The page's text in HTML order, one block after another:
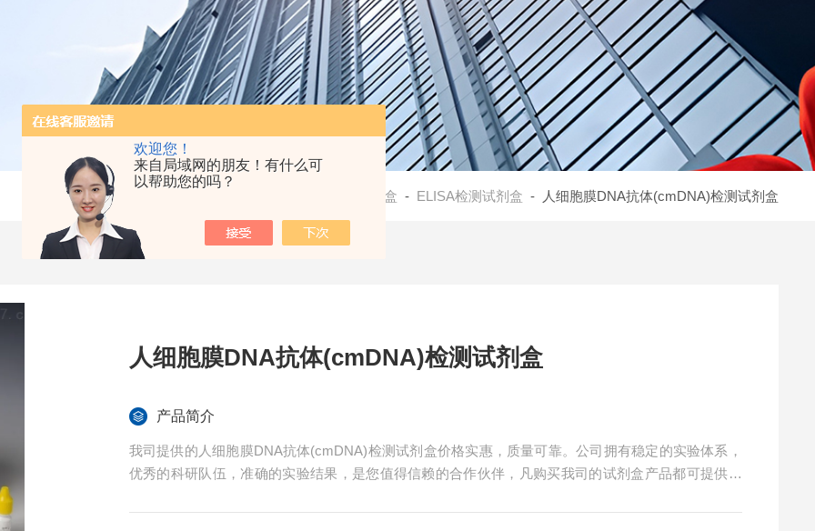
欢迎您！
来自局域网的朋友！有什么可
以帮助您的吗？
检测试剂盒 - ELISA检测试剂盒 - 人细胞膜DNA抗体(cmDNA)检测试剂盒
人细胞膜DNA抗体(cmDNA)检测试剂盒
产品简介
我司提供的人细胞膜DNA抗体(cmDNA)检测试剂盒价格实惠，质量可靠。公司拥有稳定的实验体系，
优秀的科研队伍，准确的实验结果，是您值得信赖的合作伙伴，凡购买我司的试剂盒产品都可提供全